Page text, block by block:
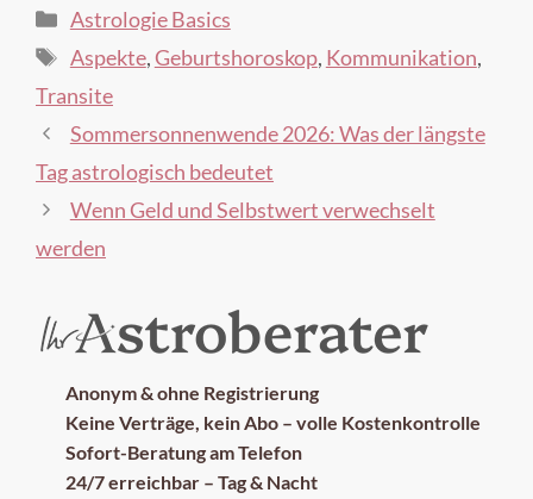
Kategorien
Astrologie Basics
Schlagwörter
Aspekte,Geburtshoroskop, Kommunikation,
Transite
Sommersonnenwende 2026: Was der längste
Tag astrologisch bedeutet
Wenn Geld und Selbstwert verwechselt
werden
Anonym & ohne Registrierung
Keine Verträge, kein Abo – volle Kostenkontrolle
Sofort-Beratung am Telefon
24/7 erreichbar – Tag & Nacht